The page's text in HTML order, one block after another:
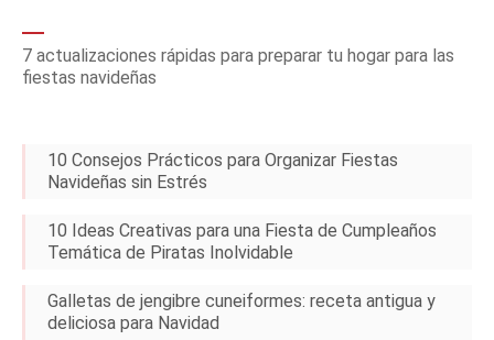
7 actualizaciones rápidas para preparar tu hogar para las
fiestas navideñas
10 Consejos Prácticos para Organizar Fiestas
Navideñas sin Estrés
10 Ideas Creativas para una Fiesta de Cumpleaños
Temática de Piratas Inolvidable
Galletas de jengibre cuneiformes: receta antigua y
deliciosa para Navidad